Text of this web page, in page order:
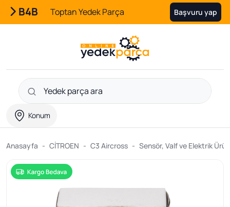
B4B Toptan Yedek Parça Başvuru yap
Konum
Anasayfa CİTROEN C3 Aircross Sensör, Valf ve Elektrik